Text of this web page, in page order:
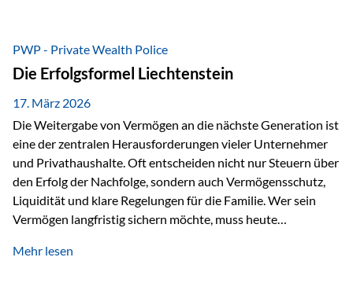
strukturierte, langfristige Vermögensübertragung, ohne die
Kontrolle vollständig aus der Hand zu geben. Die Lösung:
Abschmelzung mit Vetorecht Die Umsetzung erfolgt über die
Private Wealth Police…
PWP - Private Wealth Police
Die Erfolgsformel Liechtenstein
17. März 2026
Die Weitergabe von Vermögen an die nächste Generation ist
eine der zentralen Herausforderungen vieler Unternehmer
und Privathaushalte. Oft entscheiden nicht nur Steuern über
den Erfolg der Nachfolge, sondern auch Vermögensschutz,
Liquidität und klare Regelungen für die Familie. Wer sein
Vermögen langfristig sichern möchte, muss heute
„Erfolgsformel Liechtenstein“, herausgegeben und verfasst
Mehr lesen